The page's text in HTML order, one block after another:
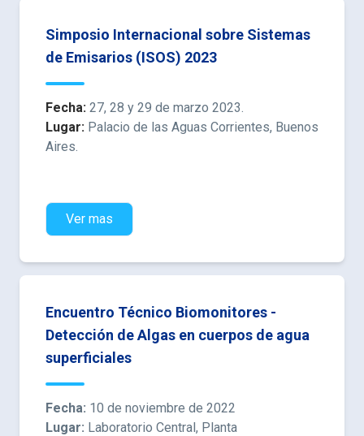
Simposio Internacional sobre Sistemas
de Emisarios (ISOS) 2023
Fecha: 27, 28 y 29 de marzo 2023.
Lugar: Palacio de las Aguas Corrientes, Buenos
Aires.
Ver mas
Encuentro Técnico Biomonitores -
Detección de Algas en cuerpos de agua
superficiales
Fecha: 10 de noviembre de 2022
Lugar: Laboratorio Central, Planta